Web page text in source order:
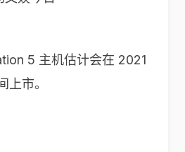
5 主机估计会在 2021
上市。